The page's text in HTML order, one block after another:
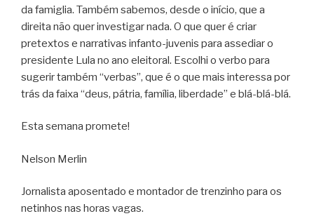
da famiglia. Também sabemos, desde o início, que a
direita não quer investigar nada. O que quer é criar
pretextos e narrativas infanto-juvenis para assediar o
presidente Lula no ano eleitoral. Escolhi o verbo para
sugerir também “verbas”, que é o que mais interessa por
trás da faixa “deus, pátria, família, liberdade” e blá-blá-blá.
Esta semana promete!
Nelson Merlin
Jornalista aposentado e montador de trenzinho para os
netinhos nas horas vagas.